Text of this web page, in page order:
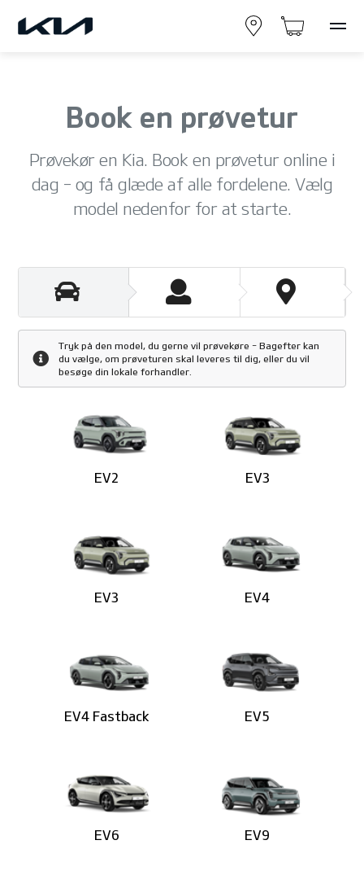
Book en prøvetur
Prøvekør en Kia. Book en prøvetur online i
dag – og få glæde af alle fordelene. Vælg
model nedenfor for at starte.
Tryk på den model, du gerne vil prøvekøre - Bagefter kan
du vælge, om prøveturen skal leveres til dig, eller du vil
besøge din lokale forhandler.
EV2 EV3
EV3 EV4
EV4 Fastback EV5
EV6 EV9